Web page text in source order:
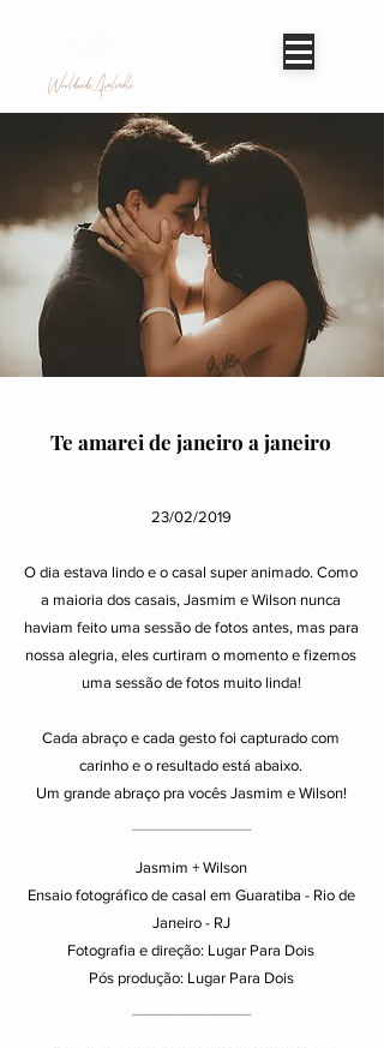
Worldwide Avaliable
Te amarei de janeiro a janeiro
23/02/2019
O dia estava lindo e o casal super animado. Como
a maioria dos casais, Jasmim e Wilson nunca
haviam feito uma sessão de fotos antes, mas para
nossa alegria, eles curtiram o momento e fizemos
uma sessão de fotos muito linda!
Cada abraço e cada gesto foi capturado com
carinho e o resultado está abaixo.
Um grande abraço pra vocês Jasmim e Wilson!
Jasmim + Wilson
Ensaio fotográfico de casal em Guaratiba - Rio de
Janeiro - RJ
Fotografia e direção: Lugar Para Dois
Pós produção: Lugar Para Dois